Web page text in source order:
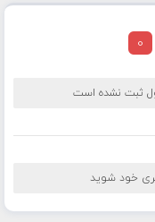
0
ثبت نشده است
خود شوید